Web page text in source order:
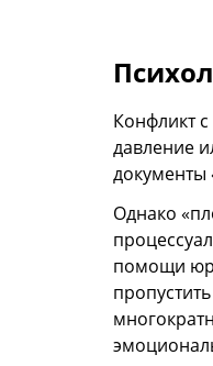
Конфликт
давление
документы
Однако
помощи